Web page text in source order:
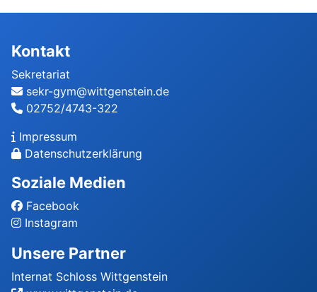
Kontakt
Sekretariat
sekr-gym@wittgenstein.de
02752/4743-322
Impressum
Datenschutzerklärung
Soziale Medien
Facebook
Instagram
Unsere Partner
Internat Schloss Wittgenstein